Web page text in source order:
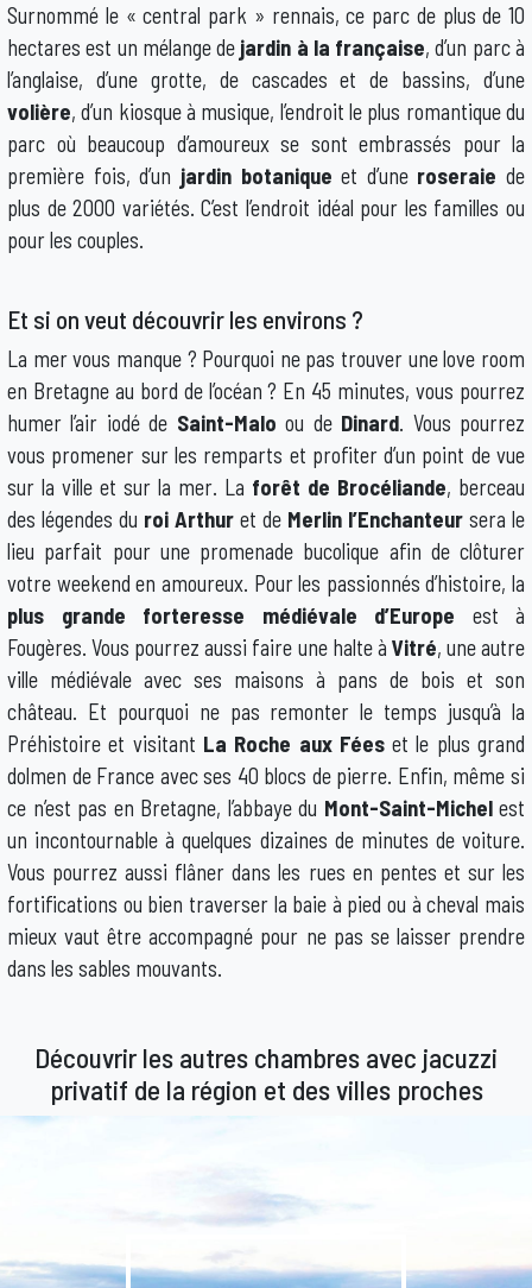
Surnommé le « central park » rennais, ce parc de plus de 10
hectares est un mélange de jardin à la française, d’un parc à
l’anglaise, d’une grotte, de cascades et de bassins, d’une
volière, d’un kiosque à musique, l’endroit le plus romantique du
parc où beaucoup d’amoureux se sont embrassés pour la
première fois, d’un jardin botanique et d’une roseraie de
plus de 2000 variétés. C’est l’endroit idéal pour les familles ou
pour les couples.
Et si on veut découvrir les environs ?
La mer vous manque ? Pourquoi ne pas trouver une love room
en Bretagne au bord de l’océan ? En 45 minutes, vous pourrez
humer l’air iodé de Saint-Malo ou de Dinard. Vous pourrez
vous promener sur les remparts et profiter d’un point de vue
sur la ville et sur la mer. La forêt de Brocéliande, berceau
des légendes du roi Arthur et de Merlin l’Enchanteur sera le
lieu parfait pour une promenade bucolique afin de clôturer
votre weekend en amoureux. Pour les passionnés d’histoire, la
plus grande forteresse médiévale d’Europe est à
Fougères. Vous pourrez aussi faire une halte à Vitré, une autre
ville médiévale avec ses maisons à pans de bois et son
château. Et pourquoi ne pas remonter le temps jusqu’à la
Préhistoire et visitant La Roche aux Féeset le plus grand
dolmen de France avec ses 40 blocs de pierre. Enfin, même si
ce n’est pas en Bretagne, l’abbaye du Mont-Saint-Michelest
un incontournable à quelques dizaines de minutes de voiture.
Vous pourrez aussi flâner dans les rues en pentes et sur les
fortifications ou bien traverser la baie à pied ou à cheval mais
mieux vaut être accompagné pour ne pas se laisser prendre
dans les sables mouvants.
Découvrir les autres chambres avec jacuzzi
privatif de la région et des villes proches